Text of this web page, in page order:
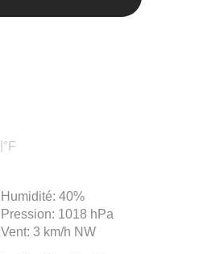
°F
Humidité: 40%
Pression: 1018 hPa
Vent: 3 km/h NW